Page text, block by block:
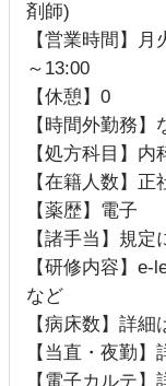
剤師)
【営業時間】
～13:00
【休憩】0
【時間外勤務】
【処方科目】内
【在籍人数】
【薬歴】電子
【諸手当】規定
【研修内容】
など
【病床数】詳細
【当直・夜勤
【電子カルテ